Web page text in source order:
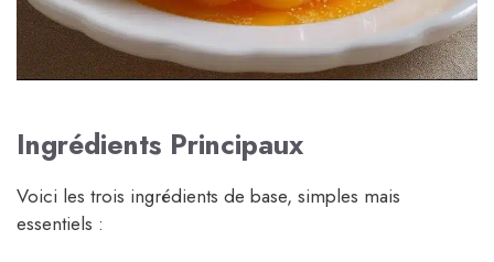
Ingrédients Principaux
Voici les trois ingrédients de base, simples mais
essentiels :